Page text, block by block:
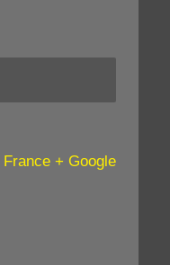
France + Google